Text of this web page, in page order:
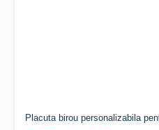
Placuta birou personalizabila